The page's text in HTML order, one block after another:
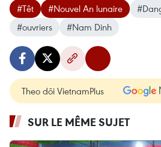
#Têt #Nouvel An lunaire
#ouvriers
#Nam Dinh
Theo dõi VietnamPlus
SUR LE MÊME SUJET